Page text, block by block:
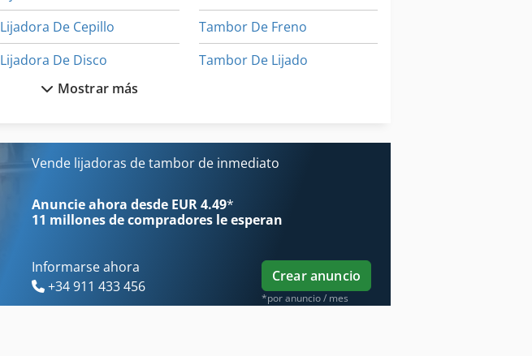
Lijadora De Cepillo
Lijadora De Disco
Lijadora De Tambor
Limpieza Tambor Para Leña
Tambor De Freno
Tambor De Lijado
Mostrar más
Vende lijadoras de tambor de inmediato
Anuncie ahora desde EUR 4.49*
11 millones de compradores le esperan
Informarse ahora
+34 911 433 456
Crear anuncio
*por anuncio / mes